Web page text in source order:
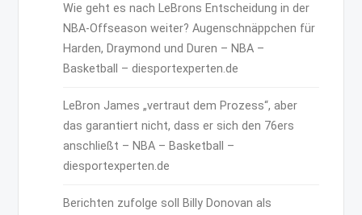
Wie geht es nach LeBrons Entscheidung in der
NBA-Offseason weiter? Augenschnäppchen für
Harden, Draymond und Duren – NBA –
Basketball – diesportexperten.de
LeBron James „vertraut dem Prozess“, aber
das garantiert nicht, dass er sich den 76ers
anschließt – NBA – Basketball –
diesportexperten.de
Berichten zufolge soll Billy Donovan als